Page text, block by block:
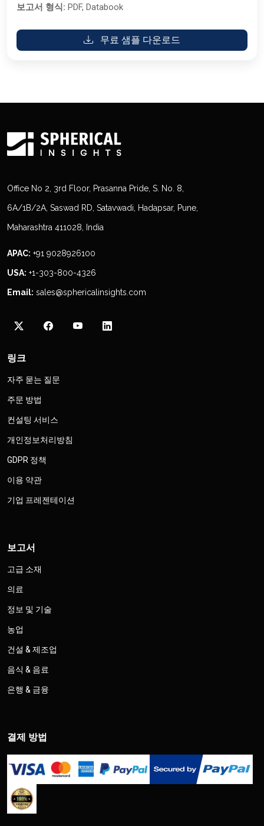
보고서 형식: PDF, Databook
무료 샘플 다운로드
Office No 2, 3rd Floor, Prasanna Pride, S. No. 8,
6A/1B/2A, Saswad RD, Satavwadi, Hadapsar, Pune,
Maharashtra 411028, India
APAC: +91 9028926100
USA: +1-303-800-4326
Email: sales@sphericalinsights.com
링크
자주 묻는 질문
주문 방법
컨설팅 서비스
개인정보처리방침
GDPR 정책
이용 약관
기업 프레젠테이션
보고서
고급 소재
의료
정보 및 기술
농업
건설 & 제조업
음식 & 음료
은행 & 금융
결제 방법